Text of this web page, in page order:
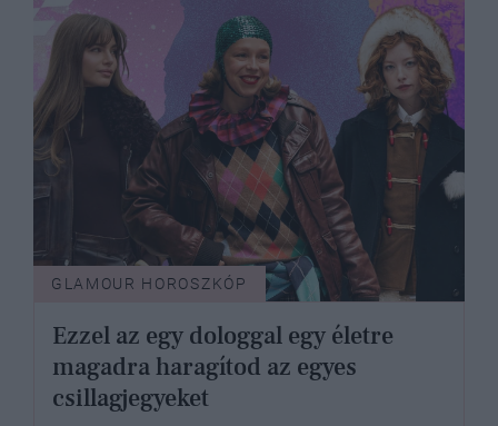
GLAMOUR HOROSZKÓP
Ezzel az egy dologgal egy életre
magadra haragítod az egyes
csillagjegyeket